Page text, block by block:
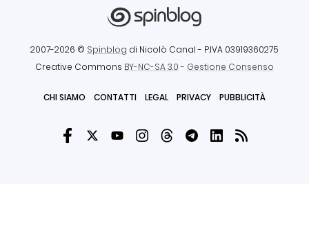
2007-2026 © Spinblog di Nicolò Canal - P.IVA 03919360275
Creative Commons BY-NC-SA 3.0- Gestione Consenso
CHI SIAMO CONTATTI LEGAL PRIVACY PUBBLICITÀ